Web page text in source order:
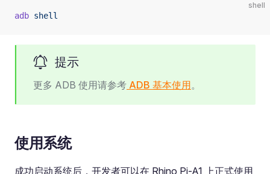
shell
adb shell
提示
更多 ADB 使用请参考 ADB 基本使用。
使用系统
成功启动系统后，开发者可以在 Rhino Pi-A1 上正式使用